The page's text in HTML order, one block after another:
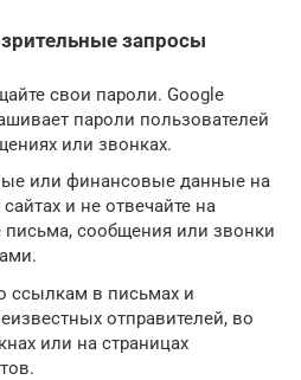
запросы
свои пароли. Google
пароли пользователей
или звонках.
или финансовые данные на
и не отвечайте на
письма, сообщения или звонки
ссылкам в письмах и
отправителей, во
или на страницах